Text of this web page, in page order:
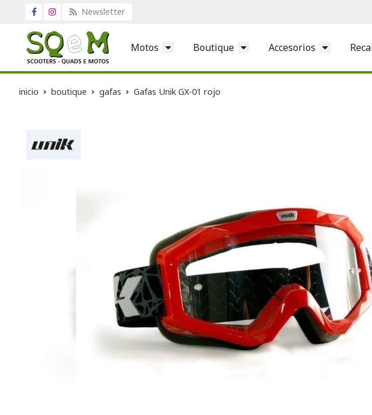
Newsletter
Motos Boutique Accesorios
inicio boutique gafas Gafas Unik GX-01 rojo